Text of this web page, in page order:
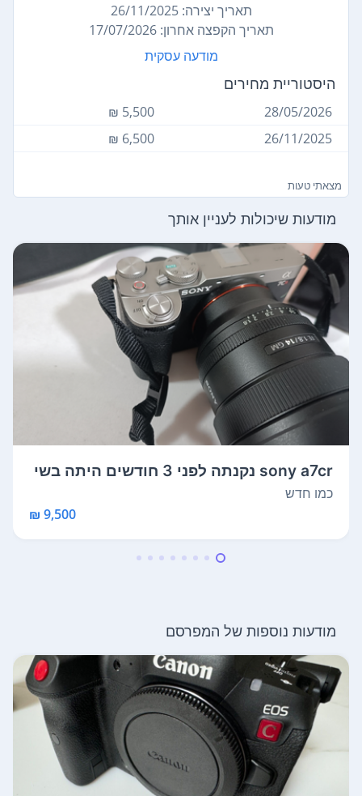
תאריך יצירה: 26/11/2025
תאריך הקפצה אחרון: 17/07/2026
מודעה עסקית
היסטוריית מחירים
28/05/2026
5,500 ₪
26/11/2025
6,500 ₪
מצאתי טעות
מודעות שיכולות לעניין אותך
sony a7cr נקנתה לפני 3 חודשים היתה בשי
מו...
כמו חדש
9,500 ₪
מודעות נוספות של המפרסם